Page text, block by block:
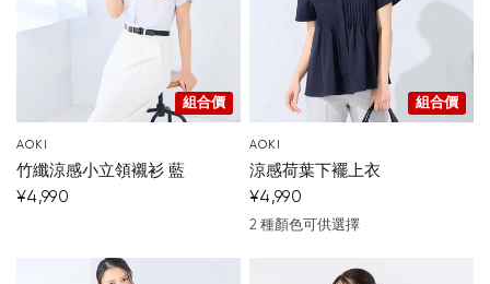
組合價
AOKI
竹纖涼感小立領襯衫 藍
¥4,990
組合價
AOKI
涼感荷葉下襬上衣
¥4,990
深藍棕色
2 種顏色可供選擇